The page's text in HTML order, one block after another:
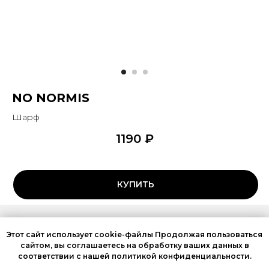
NO NORMIS
Шарф
1190 ₽
КУПИТЬ
SILENT MOVEBY KONSTANTIN BELOGLAZOV
Этот сайт использует cookie-файлы Продолжая пользоваться
сайтом, вы соглашаетесь на обработку ваших данных в
соответствии с нашей политикой конфиденциальности.